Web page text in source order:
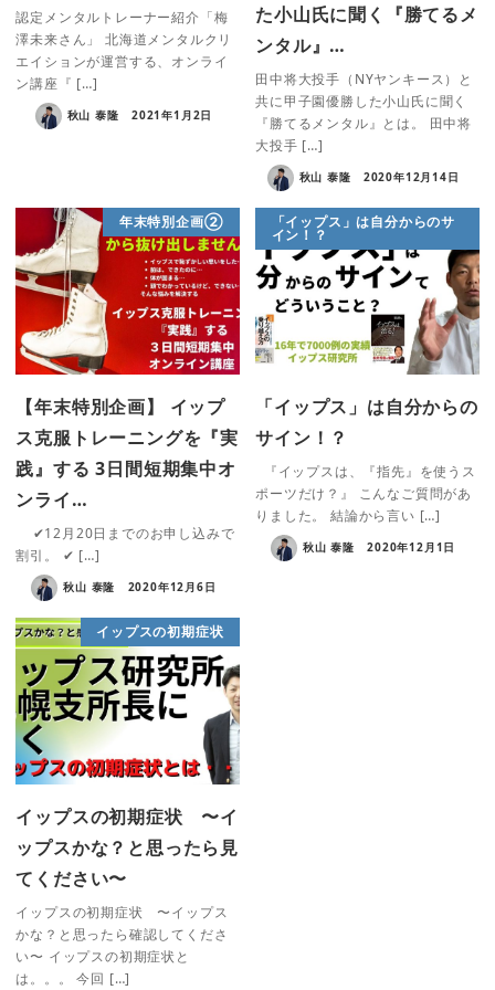
認定メンタルトレーナー紹介「梅
澤未来さん」 北海道メンタルクリ
エイションが運営する、オンライ
ン講座『 […]
秋山 泰隆 2021年1月2日
た小山氏に聞く『勝てるメ
ンタル』…
田中将大投手（NYヤンキース）と
共に甲子園優勝した小山氏に聞く
『勝てるメンタル』とは。 田中将
大投手 […]
秋山 泰隆 2020年12月14日
年末特別企画②
【年末特別企画】 イップ
ス克服トレーニングを『実
践』する 3日間短期集中オ
ンライ…
✔︎12月20日までのお申し込みで
割引。 ✔ […]
秋山 泰隆 2020年12月6日
「イップス」は自分からのサ
イン！？
「イップス」は自分からの
サイン！？
『イップスは、『指先』を使うス
ポーツだけ？』 こんなご質問があ
りました。 結論から言い […]
秋山 泰隆 2020年12月1日
イップスの初期症状
イップスの初期症状 〜イ
ップスかな？と思ったら見
てください〜
イップスの初期症状 〜イップス
かな？と思ったら確認してくださ
い〜 イップスの初期症状と
は。。。 今回 […]